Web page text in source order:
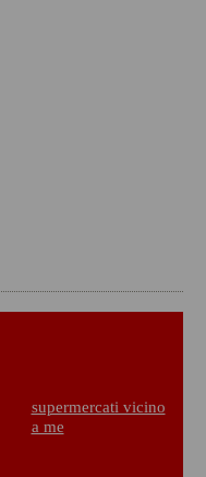
supermercati vicino
a me